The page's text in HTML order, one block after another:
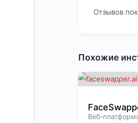
Отзывов
Похожие
Веб-